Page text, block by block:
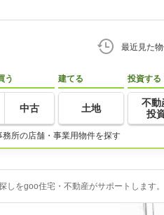
最近見た
う
中古
建てる
土地
投資する
不動
投
務所の店舗・事業用物件を探す
をgoo住宅・不動産がサポートします。